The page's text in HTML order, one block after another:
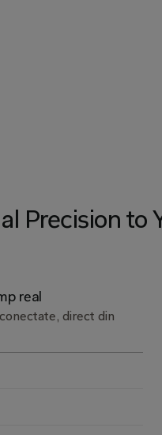
Precision to
real
direct din